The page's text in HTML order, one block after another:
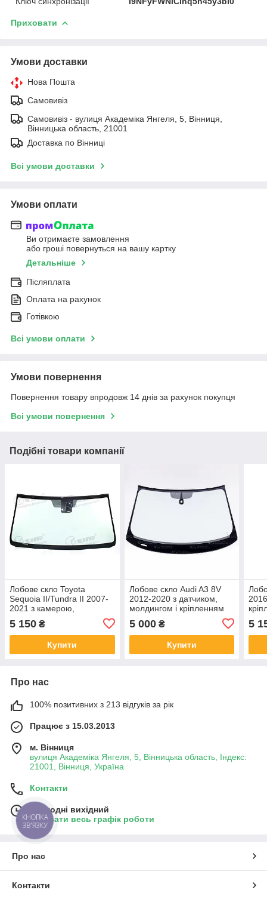
Приховати
Умови доставки
Нова Пошта
Самовивіз
Самовивіз - вулиця Академіка Янгеля, 5, Вінниця,
Вінницька область, 21001
Доставка по Вінниці
Всі умови доставки
Умови оплати
Ви отримаєте замовлення
або гроші повернуться на вашу картку
Детальніше
Післяплата
Оплата на рахунок
Готівкою
Всі умови оплати
Умови повернення
Повернення товару впродовж 14 днів за рахунок покупця
Всі умови повернення
Подібні товари компанії
Лобове скло Toyota
Sequoia II/Tundra II 2007-
2021 з камерою,
молдингом і кріпленням -
Тойота Секвоя/Тундра
5 150 ₴
Купити
Лобове скло Audi A3 8V
2012-2020 з датчиком,
молдингом і кріпленням
(не підходить на седан) -
Ауді А3
5 000₴
Купити
5
Про нас
100% позитивних з 213 відгуків за рік
Працює з 15.03.2013
м. Вінниця
вулиця Академіка Янгеля, 5, Вінницька область, Індекс:
21001, Вінниця, Україна
Контакти
Сьогодні вихідний
Показати весь графік роботи
Про нас
Контакти
КНОПКА
ЗВ'ЯЗКУ